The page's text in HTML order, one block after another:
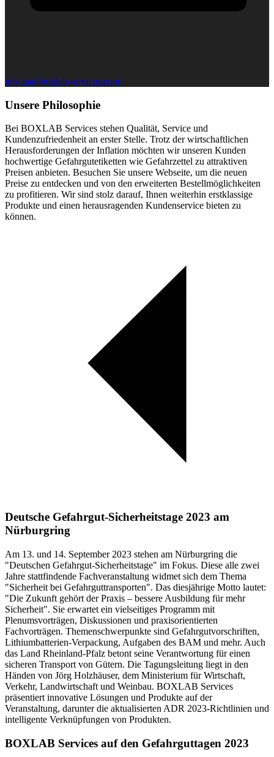
mischa@boxlab-services.com
Unsere Philosophie
Bei BOXLAB Services stehen Qualität, Service und
Kundenzufriedenheit an erster Stelle. Trotz der wirtschaftlichen
Herausforderungen der Inflation möchten wir unseren Kunden
hochwertige Gefahrgutetiketten wie Gefahrzettel zu attraktiven
Preisen anbieten. Besuchen Sie unsere Webseite, um die neuen
Preise zu entdecken und von den erweiterten Bestellmöglichkeiten
zu profitieren. Wir sind stolz darauf, Ihnen weiterhin erstklassige
Produkte und einen herausragenden Kundenservice bieten zu
können.
Deutsche Gefahrgut-Sicherheitstage 2023 am
Nürburgring
Am 13. und 14. September 2023 stehen am Nürburgring die
"Deutschen Gefahrgut-Sicherheitstage" im Fokus. Diese alle zwei
Jahre stattfindende Fachveranstaltung widmet sich dem Thema
"Sicherheit bei Gefahrguttransporten". Das diesjährige Motto lautet:
"Die Zukunft gehört der Praxis – bessere Ausbildung für mehr
Sicherheit". Sie erwartet ein vielseitiges Programm mit
Plenumsvorträgen, Diskussionen und praxisorientierten
Fachvorträgen. Themenschwerpunkte sind Gefahrgutvorschriften,
Lithiumbatterien-Verpackung, Aufgaben des BAM und mehr. Auch
das Land Rheinland-Pfalz betont seine Verantwortung für einen
sicheren Transport von Gütern. Die Tagungsleitung liegt in den
Händen von Jörg Holzhäuser, dem Ministerium für Wirtschaft,
Verkehr, Landwirtschaft und Weinbau. BOXLAB Services
präsentiert innovative Lösungen und Produkte auf der
Veranstaltung, darunter die aktualisierten ADR 2023-Richtlinien und
intelligente Verknüpfungen von Produkten.
BOXLAB Services auf den Gefahrguttagen 2023